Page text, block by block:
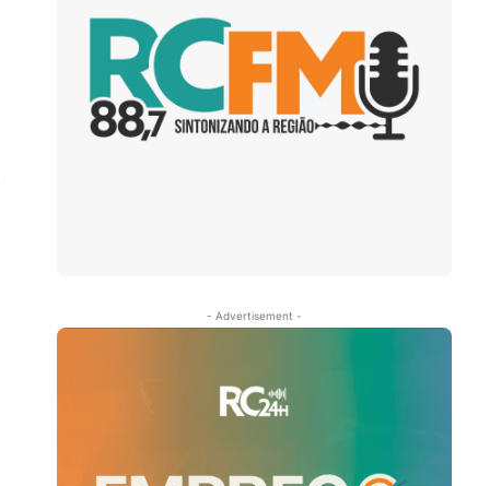
- Advertisement -